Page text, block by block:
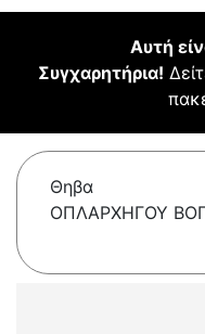
Αυτή
Συγχαρητήρια!
Θηβα
ΟΠΛΑΡΧΗΓΟΥ